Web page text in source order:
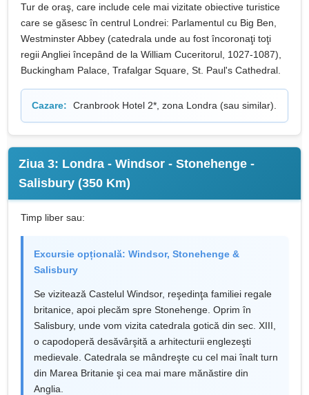
Tur de oraş, care include cele mai vizitate obiective turistice
care se găsesc în centrul Londrei: Parlamentul cu Big Ben,
Westminster Abbey (catedrala unde au fost încoronaţi toţi
regii Angliei începând de la William Cuceritorul, 1027-1087),
Buckingham Palace, Trafalgar Square, St. Paul's Cathedral.
Cazare: Cranbrook Hotel 2*, zona Londra (sau similar).
Ziua 3: Londra - Windsor - Stonehenge -
Salisbury (350 Km)
Timp liber sau:
Excursie opțională: Windsor, Stonehenge &
Salisbury
Se vizitează Castelul Windsor, reşedinţa familiei regale
britanice, apoi plecăm spre Stonehenge. Oprim în
Salisbury, unde vom vizita catedrala gotică din sec. XIII,
o capodoperă desăvârşită a arhitecturii englezeşti
medievale. Catedrala se mândreşte cu cel mai înalt turn
din Marea Britanie şi cea mai mare mănăstire din
Anglia.